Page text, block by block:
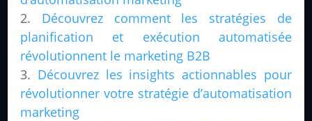
Découvrez comment les stratégies de
planification et exécution automatisée
révolutionnent le marketing B2B
Découvrez les insights actionnables pour
révolutionner votre stratégie d’automatisation
marketing